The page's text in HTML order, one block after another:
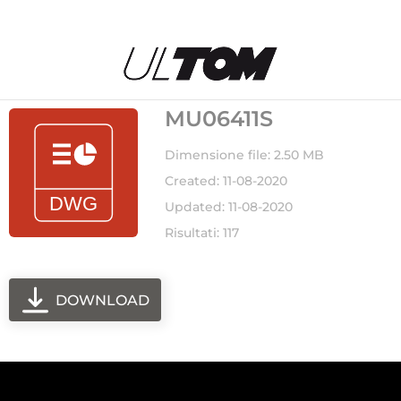
MU06411S
Dimensione file: 2.50 MB
Created: 11-08-2020
Updated: 11-08-2020
Risultati: 117
DOWNLOAD